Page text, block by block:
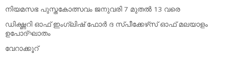
നിയമസഭ പുസ്തകോത്സവം ജനുവരി 7 മുതല്‍ 13 വരെ
ഡിക്ഷ്ണറി ഓഫ് ഇംഗ്ലിഷ് ഫോര്‍ ദ സ്പീക്കേഴ്‌സ് ഓഫ് മലയാളം
ഉപോദ്ഘാതം
വേറാക്കൂറ്